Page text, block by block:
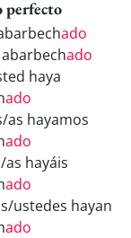
perfecto
ado
ado
haya
ado
as hayamos
ado
hayáis
ado
ustedes hayan
ado